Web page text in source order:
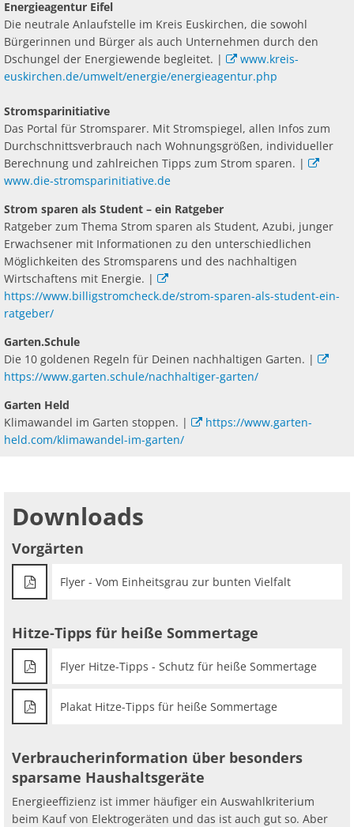
Energieagentur Eifel
Die neutrale Anlaufstelle im Kreis Euskirchen, die sowohl
Bürgerinnen und Bürger als auch Unternehmen durch den
Dschungel der Energiewende begleitet. |
www.kreis-
euskirchen.de/umwelt/energie/energieagentur.php
Stromsparinitiative
Das Portal für Stromsparer. Mit Stromspiegel, allen Infos zum
Durchschnittsverbrauch nach Wohnungsgrößen, individueller
Berechnung und zahlreichen Tipps zum Strom sparen. |
www.die-stromsparinitiative.de
Strom sparen als Student – ein Ratgeber
Ratgeber zum Thema Strom sparen als Student, Azubi, junger
Erwachsener mit Informationen zu den unterschiedlichen
Möglichkeiten des Stromsparens und des nachhaltigen
Wirtschaftens mit Energie. |
https://www.billigstromcheck.de/strom-sparen-als-student-ein-
ratgeber/
Garten.Schule
Die 10 goldenen Regeln für Deinen nachhaltigen Garten. |
https://www.garten.schule/nachhaltiger-garten/
Garten Held
Klimawandel im Garten stoppen. |
https://www.garten-
held.com/klimawandel-im-garten/
Downloads
Vorgärten
Flyer - Vom Einheitsgrau zur bunten Vielfalt
Hitze-Tipps für heiße Sommertage
Flyer Hitze-Tipps - Schutz für heiße Sommertage
Plakat Hitze-Tipps für heiße Sommertage
Verbraucherinformation über besonders
sparsame Haushaltsgeräte
Energieeffizienz ist immer häufiger ein Auswahlkriterium
beim Kauf von Elektrogeräten und das ist auch gut so. Aber